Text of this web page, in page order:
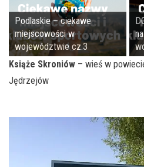
Podlaskie – ciekawe
miejscowości w
województwie cz.3
Książe Skroniów – wieś w
Jędrzejów